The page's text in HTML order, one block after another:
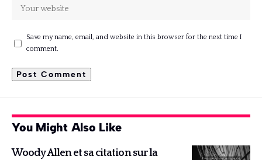
Save my name, email, and website in this browser for the next time I
comment.
You Might Also Like
Woody Allen et sa citation sur la